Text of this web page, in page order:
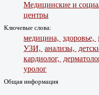
Медицинские и
центры
Ключевые слова:
медицина, здоровье,
УЗИ, анализы,
кардиолог,
уролог
Общая информация